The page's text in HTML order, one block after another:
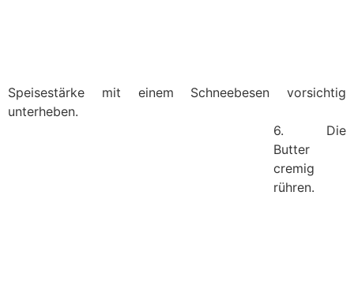
Speisestärke mit einem Schneebesen vorsichtig
unterheben.
6. Die
Butter
cremig
rühren.